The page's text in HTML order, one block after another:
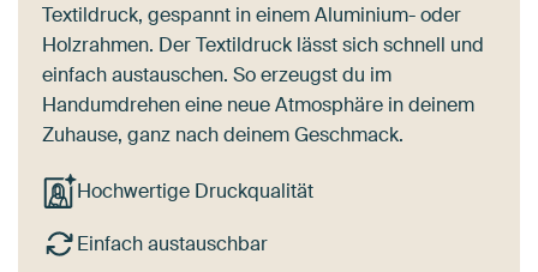
Textildruck, gespannt in einem Aluminium- oder
Holzrahmen. Der Textildruck lässt sich schnell und
einfach austauschen. So erzeugst du im
Handumdrehen eine neue Atmosphäre in deinem
Zuhause, ganz nach deinem Geschmack.
Hochwertige Druckqualität
Einfach austauschbar